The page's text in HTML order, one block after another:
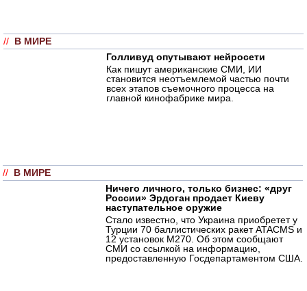
// В МИРЕ
Голливуд опутывают нейросети
Как пишут американские СМИ, ИИ
становится неотъемлемой частью почти
всех этапов съемочного процесса на
главной кинофабрике мира.
// В МИРЕ
Ничего личного, только бизнес: «друг
России» Эрдоган продает Киеву
наступательное оружие
Стало известно, что Украина приобретет у
Турции 70 баллистических ракет ATACMS и
12 установок M270. Об этом сообщают
СМИ со ссылкой на информацию,
предоставленную Госдепартаментом США.